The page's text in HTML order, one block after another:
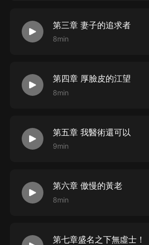
第三章 妻子的追求者
8min
第四章 厚臉皮的江望
8min
第五章 我醫術還可以
9min
第六章 傲慢的黃老
8min
第七章盛名之下無虛士！